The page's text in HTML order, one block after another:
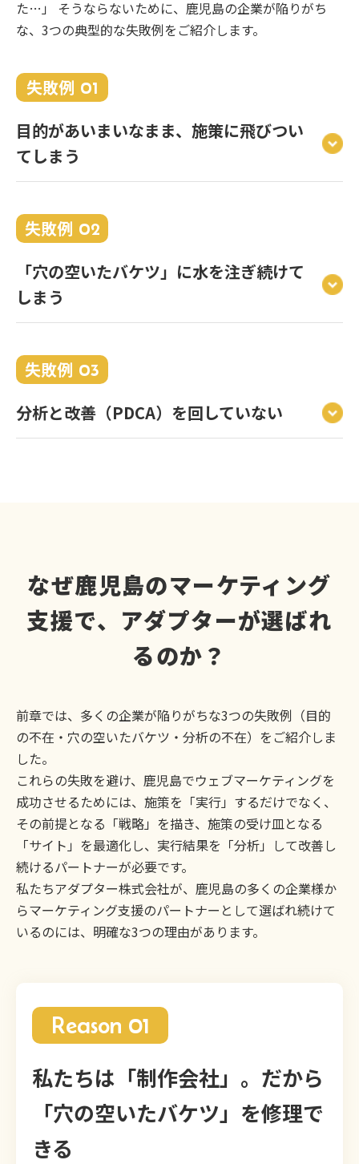
た…」 そうならないために、鹿児島の企業が陥りがち
な、3つの典型的な失敗例をご紹介します。
失敗例 01
目的があいまいなまま、施策に飛びつい
てしまう
失敗例 02
「穴の空いたバケツ」に水を注ぎ続けて
しまう
失敗例 03
分析と改善（PDCA）を回していない
なぜ鹿児島のマーケティング
支援で、アダプターが選ばれ
るのか？
前章では、多くの企業が陥りがちな3つの失敗例（目的
の不在・穴の空いたバケツ・分析の不在）をご紹介しま
した。
これらの失敗を避け、鹿児島でウェブマーケティングを
成功させるためには、施策を「実行」するだけでなく、
その前提となる「戦略」を描き、施策の受け皿となる
「サイト」を最適化し、実行結果を「分析」して改善し
続けるパートナーが必要です。
私たちアダプター株式会社が、鹿児島の多くの企業様か
らマーケティング支援のパートナーとして選ばれ続けて
いるのには、明確な3つの理由があります。
Reason 01
私たちは「制作会社」。だから
「穴の空いたバケツ」を修理で
きる